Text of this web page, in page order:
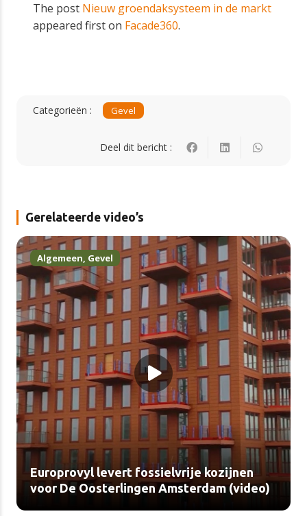
The post Nieuw groendaksysteem in de markt
appeared first on Facade360.
Categorieën : Gevel
Deel dit bericht :
Gerelateerde video’s
Algemeen, Gevel
Europrovyl levert fossielvrije kozijnen
voor De Oosterlingen Amsterdam (video)